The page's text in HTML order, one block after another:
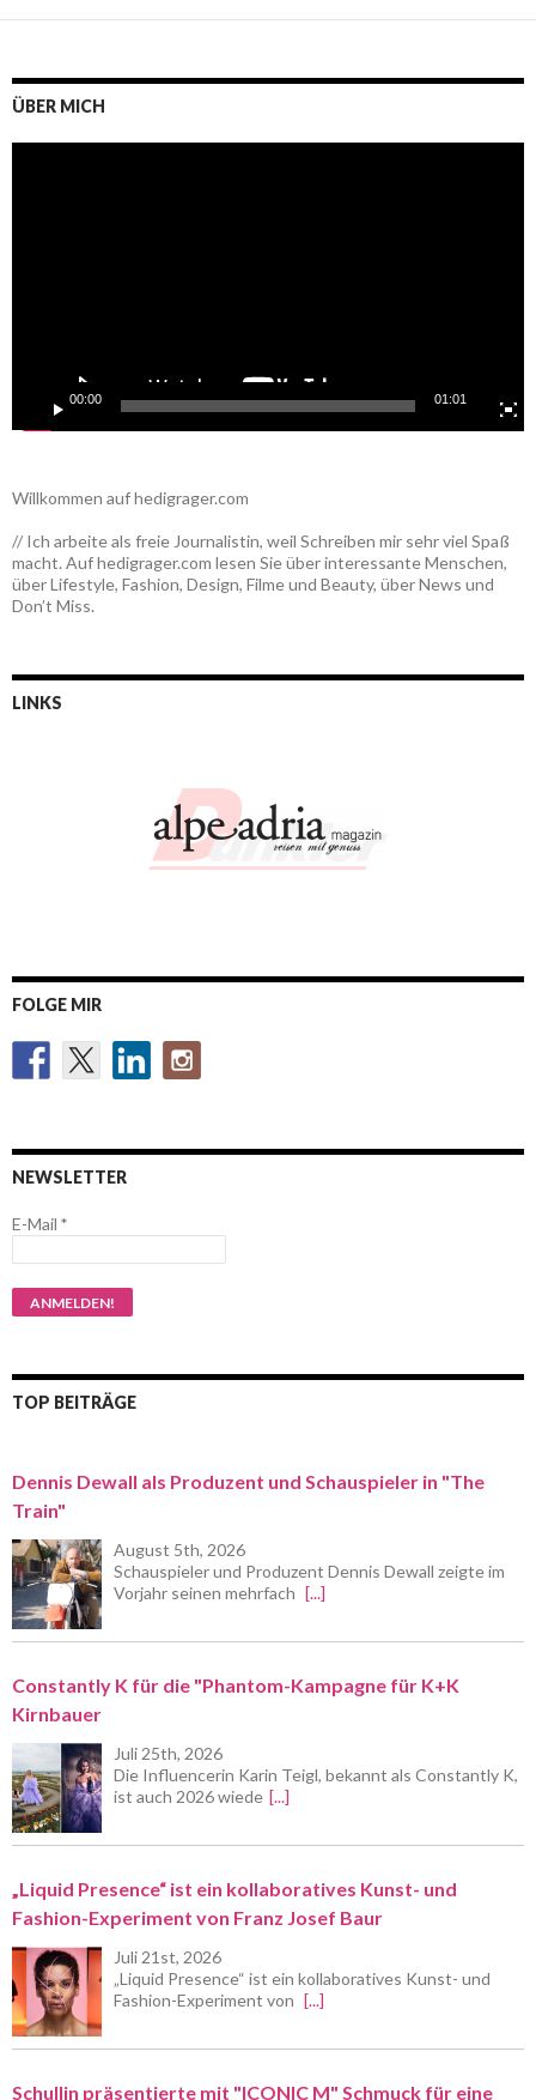
ÜBER MICH
00:00 01:01
Willkommen auf hedigrager.com
// Ich arbeite als freie Journalistin, weil Schreiben mir sehr viel Spaß
macht. Auf hedigrager.com lesen Sie über interessante Menschen,
über Lifestyle, Fashion, Design, Filme und Beauty, über News und
Don’t Miss.
LINKS
FOLGE MIR
NEWSLETTER
E-Mail *
TOP BEITRÄGE
Dennis Dewall als Produzent und Schauspieler in "The
Train"
August 5th, 2026
Schauspieler und Produzent Dennis Dewall zeigte im
Vorjahr seinen mehrfach
[...]
Constantly K für die "Phantom-Kampagne für K+K
Kirnbauer
Juli 25th, 2026
Die Influencerin Karin Teigl, bekannt als Constantly K,
ist auch 2026 wiede [...]
„Liquid Presence“ ist ein kollaboratives Kunst- und
Fashion-Experiment von Franz Josef Baur
Juli 21st, 2026
„Liquid Presence“ ist ein kollaboratives Kunst- und
Fashion-Experiment von
[...]
Schullin präsentierte mit "ICONIC M" Schmuck für eine